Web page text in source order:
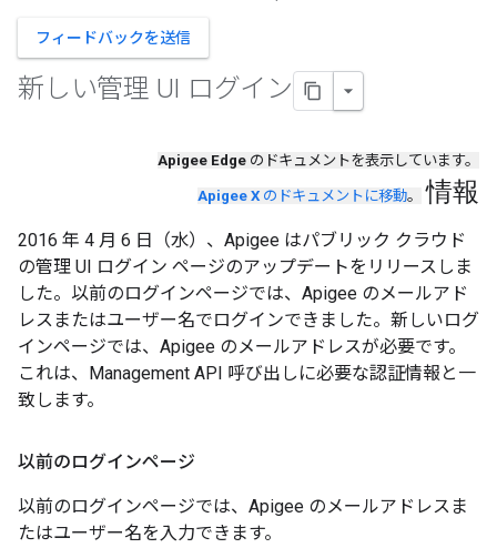
フィードバックを送信
新しい管理 UI ログイン
Apigee Edge のドキュメントを表示しています。
Apigee X のドキュメントに移動。 情報
2016 年 4 月 6 日（水）、Apigee はパブリック クラウド
の管理 UI ログイン ページのアップデートをリリースしま
した。以前のログインページでは、Apigee のメールアド
レスまたはユーザー名でログインできました。新しいログ
インページでは、Apigee のメールアドレスが必要です。
これは、Management API 呼び出しに必要な認証情報と一
致します。
以前のログインページ
以前のログインページでは、Apigee のメールアドレスま
たはユーザー名を入力できます。